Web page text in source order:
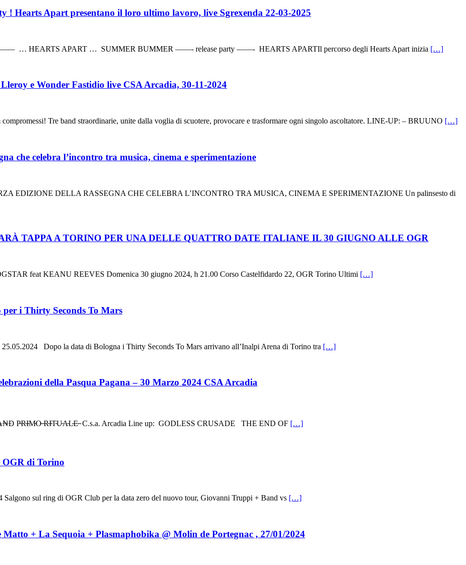
! Hearts Apart presentano il loro ultimo lavoro, live Sgrexenda 22-03-2025
… HEARTS APART … SUMMER BUMMER ——- release party ——- HEARTS APARTIl percorso degli Hearts Apart inizia […]
e Wonder Fastidio live CSA Arcadia, 30-11-2024
Tre band straordinarie, unite dalla voglia di scuotere, provocare e trasformare ogni singolo ascoltatore. LINE-UP: – BRUUNO […]
che celebra l’incontro tra musica, cinema e sperimentazione
EDIZIONE DELLA RASSEGNA CHE CELEBRA L’INCONTRO TRA MUSICA, CINEMA E SPERIMENTAZIONE Un palinsesto di
TAPPA A TORINO PER UNA DELLE QUATTRO DATE ITALIANE IL 30 GIUGNO ALLE OGR
feat KEANU REEVES Domenica 30 giugno 2024, h 21.00 Corso Castelfidardo 22, OGR Torino Ultimi […]
i Thirty Seconds To Mars
Dopo la data di Bologna i Thirty Seconds To Mars arrivano all’Inalpi Arena di Torino tra […]
della Pasqua Pagana – 30 Marzo 2024 CSA Arcadia
P̴R̴I̴M̴O̴ ̴R̴I̴T̴U̴A̴L̴E̴ ̴ C.s.a. Arcadia Line up: GODLESS CRUSADE THE END OF […]
di Torino
sul ring di OGR Club per la data zero del nuovo tour, Giovanni Truppi + Band vs […]
+ La Sequoia + Plasmaphobika @ Molin de Portegnac , 27/01/2024